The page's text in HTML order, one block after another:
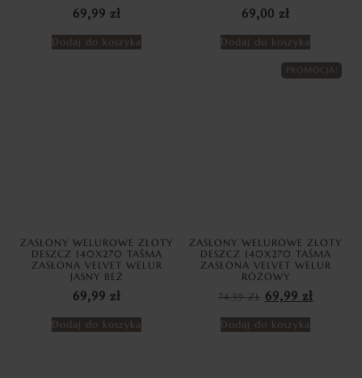
69,99 zł
Dodaj do koszyka
69,00 zł
Dodaj do koszyka
ZASŁONY WELUROWE ZŁOTY
DESZCZ 140X270 TAŚMA
ZASŁONA VELVET WELUR
JASNY BEŻ
69,99 zł
Dodaj do koszyka
PROMOCJA!
ZASŁONY WELUROWE ZŁOTY
DESZCZ 140X270 TAŚMA
ZASŁONA VELVET WELUR
RÓŻOWY
74,39ZŁ 69,99 zł
Dodaj do koszyka